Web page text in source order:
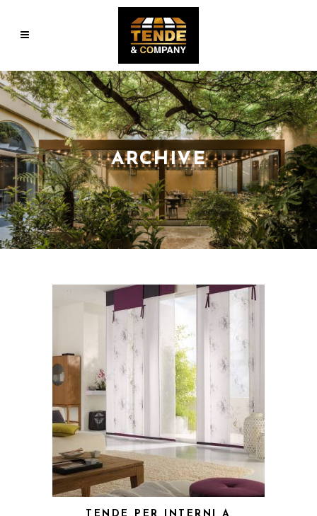
ARCHIVE